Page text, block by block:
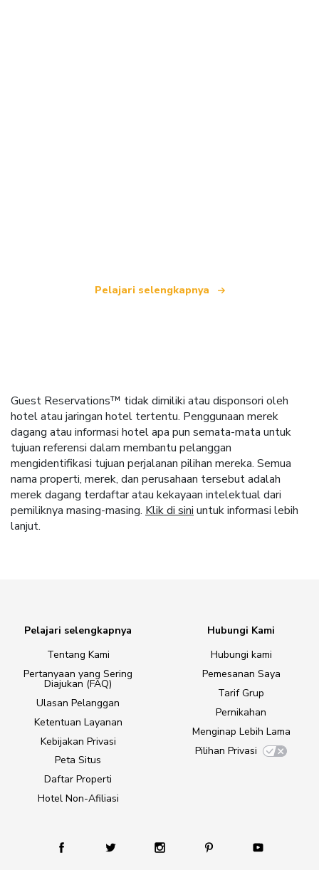
Pelajari selengkapnya
Guest Reservations™ tidak dimiliki atau disponsori oleh
hotel atau jaringan hotel tertentu. Penggunaan merek
dagang atau informasi hotel apa pun semata-mata untuk
tujuan referensi dalam membantu pelanggan
mengidentifikasi tujuan perjalanan pilihan mereka. Semua
nama properti, merek, dan perusahaan tersebut adalah
merek dagang terdaftar atau kekayaan intelektual dari
pemiliknya masing-masing. Klik di sini untuk informasi lebih
lanjut.
Pelajari selengkapnya
Tentang Kami
Pertanyaan yang Sering
Diajukan (FAQ)
Ulasan Pelanggan
Ketentuan Layanan
Kebijakan Privasi
Peta Situs
Daftar Properti
Hotel Non-Afiliasi
Hubungi Kami
Hubungi kami
Pemesanan Saya
Tarif Grup
Pernikahan
Menginap Lebih Lama
Pilihan Privasi